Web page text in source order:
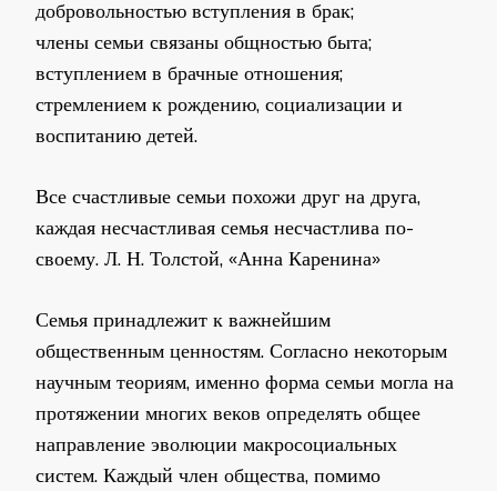
добровольностью вступления в брак;
члены семьи связаны общностью быта;
вступлением в брачные отношения;
стремлением к рождению, социализации и
воспитанию детей.
Все счастливые семьи похожи друг на друга,
каждая несчастливая семья несчастлива по-
своему. Л. Н. Толстой, «Анна Каренина»
Семья принадлежит к важнейшим
общественным ценностям. Согласно некоторым
научным теориям, именно форма семьи могла на
протяжении многих веков определять общее
направление эволюции макросоциальных
систем. Каждый член общества, помимо